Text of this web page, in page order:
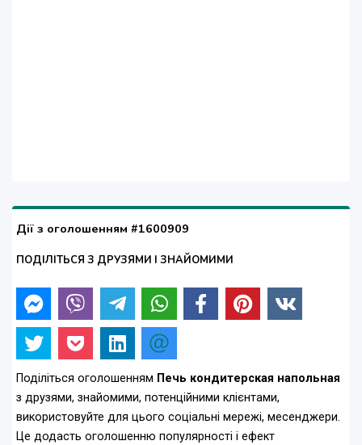
Дії з оголошенням #1600909
ПОДІЛІТЬСЯ З ДРУЗЯМИ І ЗНАЙОМИМИ
Поділіться оголошенням Печь кондитерская напольная
з друзями, знайомими, потенційними клієнтами,
використовуйте для цього соціальні мережі, месенджери.
Це додасть оголошенню популярності і ефект